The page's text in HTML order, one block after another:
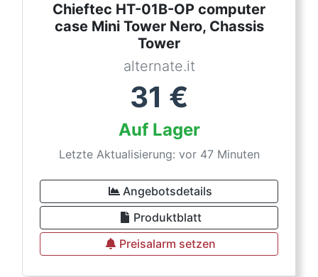
Chieftec HT-01B-OP computer
case Mini Tower Nero, Chassis
Tower
alternate.it
31 €
Auf Lager
Letzte Aktualisierung: vor 47 Minuten
Angebotsdetails
Produktblatt
Preisalarm setzen